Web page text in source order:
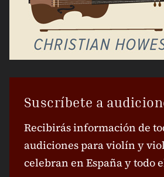
Suscríbete a
Recibirás información de
audiciones para violín y
celebran en España y todo